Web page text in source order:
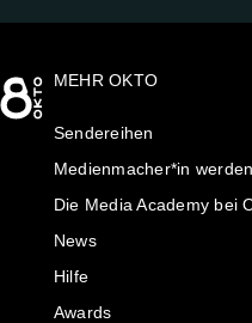
MEHR OKTO
Sendereihen
Medienmacher*in werden
Die Media Academy bei
News
Hilfe
Awards